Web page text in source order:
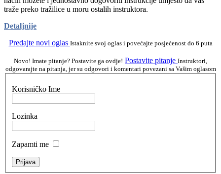
traže preko tražilice u moru ostalih instruktora.
Detaljnije
Predajte novi oglas Istaknite svoj oglas i povećajte posjećenost do 6 puta
Novo! Imate pitanje? Postavite ga ovdje! Postavite pitanje Instruktori,
odgovarajte na pitanja, jer su odgovori i komentari povezani sa Vašim oglasom
Korisničko Ime
Lozinka
Zapamti me